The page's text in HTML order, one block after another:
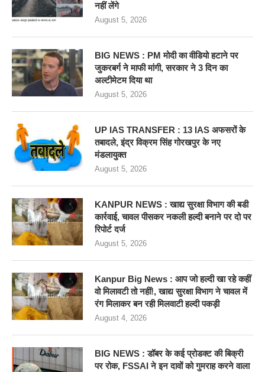
नहीं लेंगे
August 5, 2026
BIG NEWS : PM मोदी का वीडियो हटाने पर
जुकरबर्ग ने माफी मांगी, सरकार ने 3 दिन का
अल्टीमेटम दिया था
August 5, 2026
UP IAS TRANSFER : 13 IAS अफसरों के
तबादले, इंद्र विक्रम सिंह गोरखपुर के नए
मंडलायुक्त
August 5, 2026
KANPUR NEWS : खाद्य सुरक्षा विभाग की बडी
कार्रवाई, चावल पीसकर नकली हल्दी बनाने पर दो पर
रिपोर्ट दर्ज
August 5, 2026
Kanpur Big News : आप जो हल्दी खा रहे कहीं
वो मिलावटी तो नहीं!, खाद्य सुरक्षा विभाग ने चावल में
रंग मिलाकर बन रही मिलवाटी हल्दी पकड़ी
August 4, 2026
BIG NEWS : डॉबर के कई प्रोडक्ट की बिक्री
पर रोक, FSSAI ने इन दावों को गुमराह करने वाला